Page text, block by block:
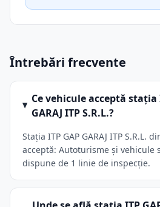
Întrebări frecvente
Ce vehicule acceptă stația
GARAJ ITP S.R.L.?
Stația ITP GAP GARAJ ITP S.R.L.
acceptă: Autoturisme și vehicule
dispune de 1 linie de inspecție.